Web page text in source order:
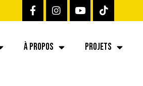
À PROPOS PROJETS